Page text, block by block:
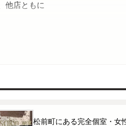
他店ともに
松前町にある完全個室・女